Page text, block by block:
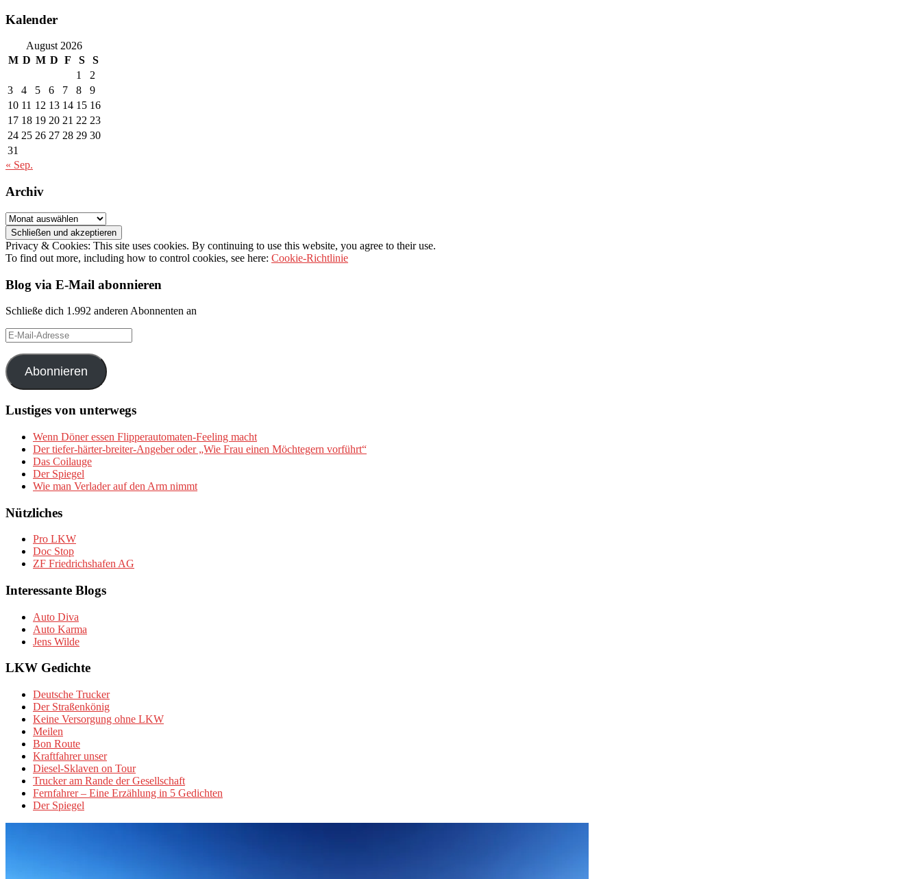
Kalender
August 2026
M D M D F S
S
1
2
3
4 5 6 7 8
9
10 11 12 13 14 15 16
17 18 19 20 21 22 23
24 25 26 27 28 29 30
31
« Sep.
Archiv
Archiv
Privacy & Cookies: This site uses cookies. By continuing to use this website, you agree to their use.
To find out more, including how to control cookies, see here: Cookie-Richtlinie
Blog via E-Mail abonnieren
Schließe dich 1.992 anderen Abonnenten an
E-
Mail-
Adresse
Abonnieren
Lustiges von unterwegs
Wenn Döner essen Flipperautomaten-Feeling macht
Der tiefer-härter-breiter-Angeber oder „Wie Frau einen Möchtegern vorführt“
Das Coilauge
Der Spiegel
Wie man Verlader auf den Arm nimmt
Nützliches
Pro LKW
Doc Stop
ZF Friedrichshafen AG
Interessante Blogs
Auto Diva
Auto Karma
Jens Wilde
LKW Gedichte
Deutsche Trucker
Der Straßenkönig
Keine Versorgung ohne LKW
Meilen
Bon Route
Kraftfahrer unser
Diesel-Sklaven on Tour
Trucker am Rande der Gesellschaft
Fernfahrer – Eine Erzählung in 5 Gedichten
Der Spiegel